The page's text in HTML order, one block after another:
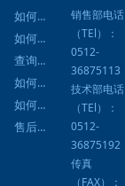
销售部电话
（TEl）：
0512-
36875113
技术部电话
（TEl）：
0512-
36875192
传真
（FAX）：
如何询价
如何订购
查询进度
如何结算
如何提货
售后服务